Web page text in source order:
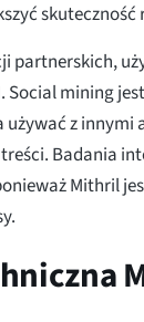
skuteczność
partnerskich,
Social mining
używać z
Badania
Mithril